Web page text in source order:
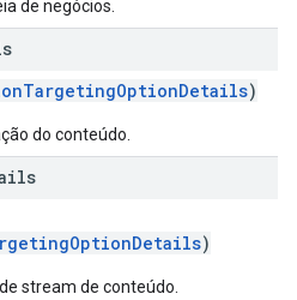
de negócios.
)
do conteúdo.
)
stream de conteúdo.